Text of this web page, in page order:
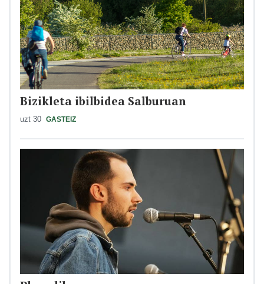
Bizikleta ibilbidea Salburuan
uzt 30 GASTEIZ